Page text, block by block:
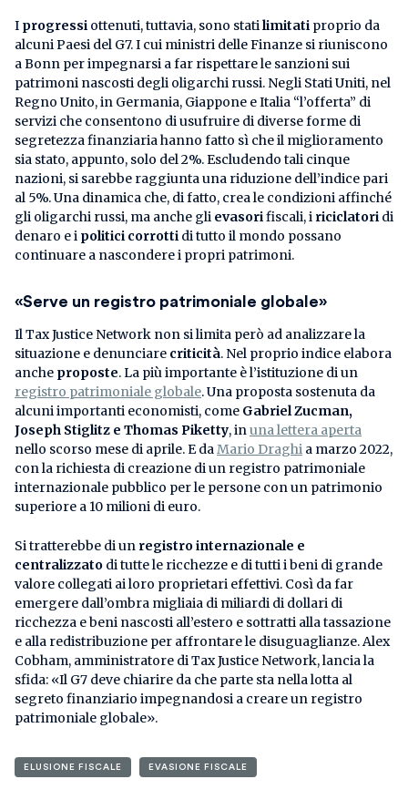
I progressi ottenuti, tuttavia, sono statilimitati proprio da
alcuni Paesi del G7. I cui ministri delle Finanze si riuniscono
a Bonn per impegnarsi a far rispettare le sanzioni sui
patrimoni nascosti degli oligarchi russi. Negli Stati Uniti, nel
Regno Unito, in Germania, Giappone e Italia “l’offerta” di
servizi che consentono di usufruire di diverse forme di
segretezza finanziaria hanno fatto sì che il miglioramento
sia stato, appunto, solo del 2%. Escludendo tali cinque
nazioni, si sarebbe raggiunta una riduzione dell’indice pari
al 5%. Una dinamica che, di fatto, crea le condizioni affinché
gli oligarchi russi, ma anche gli evasorifiscali, i riciclatori di
denaro e i politici corrotti di tutto il mondo possano
continuare a nascondere i propri patrimoni.
«Serve un registro patrimoniale globale»
Il Tax Justice Network non si limita però ad analizzare la
situazione e denunciare criticità. Nel proprio indice elabora
anche proposte. La più importante è l’istituzione di un
registro patrimoniale globale. Una proposta sostenuta da
alcuni importanti economisti, come Gabriel Zucman,
Joseph Stiglitz e Thomas Piketty, inuna lettera aperta
nello scorso mese di aprile. E daMario Draghi a marzo 2022,
con la richiesta di creazione di un registro patrimoniale
internazionale pubblico per le persone con un patrimonio
superiore a 10 milioni di euro.
Si tratterebbe di un registro internazionale e
centralizzato di tutte le ricchezze e di tutti i beni di grande
valore collegati ai loro proprietari effettivi. Così da far
emergere dall’ombra migliaia di miliardi di dollari di
ricchezza e beni nascosti all’estero e sottratti alla tassazione
e alla redistribuzione per affrontare le disuguaglianze. Alex
Cobham, amministratore di Tax Justice Network, lancia la
sfida: «Il G7 deve chiarire da che parte sta nella lotta al
segreto finanziario impegnandosi a creare un registro
patrimoniale globale».
ELUSIONE FISCALE EVASIONE FISCALE